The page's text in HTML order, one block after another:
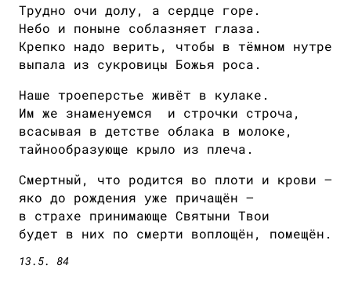
Трудно очи долу, а сердце горе.
Небо и поныне соблазняет глаза.
Крепко надо верить, чтобы в тёмном нутре
выпала из сукровицы Божья роса.
Наше троеперстье живёт в кулаке.
Им же знаменуемся и строчки строча,
всасывая в детстве облака в молоке,
тайнообразующе крыло из плеча.
Смертный, что родится во плоти и крови —
яко до рождения уже причащён —
в страхе принимающе Святыни Твои
будет в них по смерти воплощён, помещён.
13.5. 84